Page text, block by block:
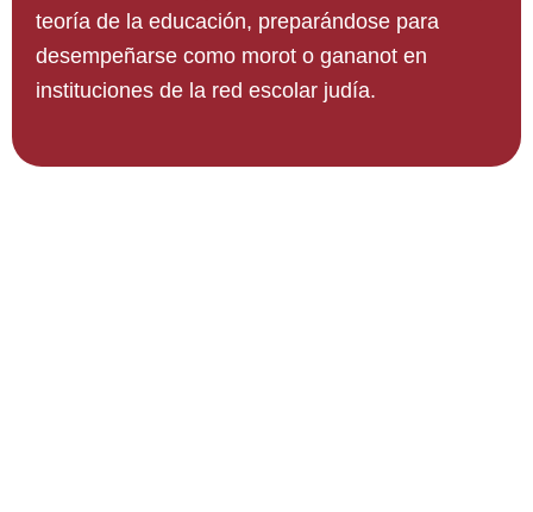
teoría de la educación, preparándose para
desempeñarse como morot o gananot en
instituciones de la red escolar judía.